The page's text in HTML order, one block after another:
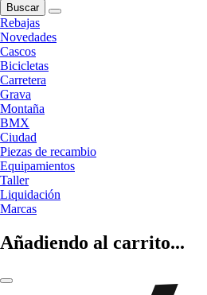
Buscar
Rebajas
Novedades
Cascos
Bicicletas
Carretera
Grava
Montaña
BMX
Ciudad
Piezas de recambio
Equipamientos
Taller
Liquidación
Marcas
Añadiendo al carrito...